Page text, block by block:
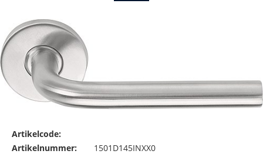
Artikelcode:
Artikelnummer:
1501D145INXX0